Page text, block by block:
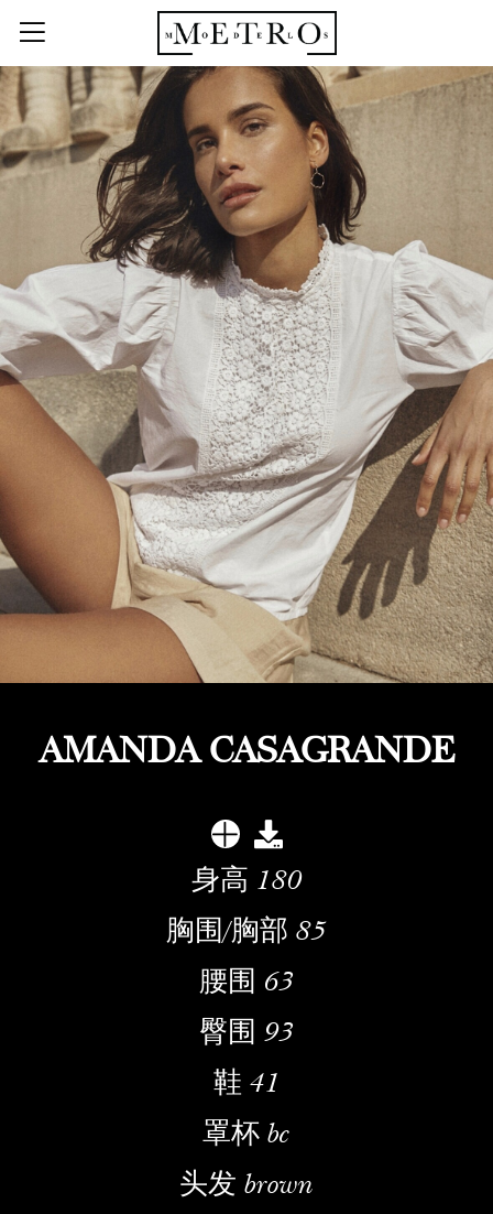
AMANDA CASAGRANDE
身高 180
胸围/胸部 85
腰围 63
臀围 93
鞋 41
罩杯 bc
头发 brown